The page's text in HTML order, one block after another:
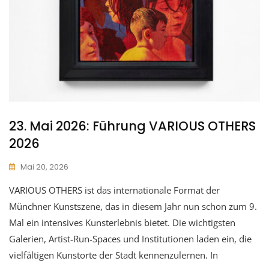
23. Mai 2026: Führung VARIOUS OTHERS
2026
Mai 20, 2026
VARIOUS OTHERS ist das internationale Format der
Münchner Kunstszene, das in diesem Jahr nun schon zum 9.
Mal ein intensives Kunsterlebnis bietet. Die wichtigsten
Galerien, Artist-Run-Spaces und Institutionen laden ein, die
vielfältigen Kunstorte der Stadt kennenzulernen. In